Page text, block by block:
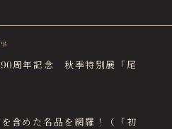
周年記念 秋季特別展「尾
含めた名品を網羅！（「初